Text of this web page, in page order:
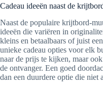
Cadeau ideeën naast de
Naast de populaire krijtbord-
ideeën die variëren in
kleins en betaalbaars of juist
unieke cadeau opties voor elk
naar de prijs te kijken, maar
de ontvanger. Een goed
dan een duurdere optie die niet